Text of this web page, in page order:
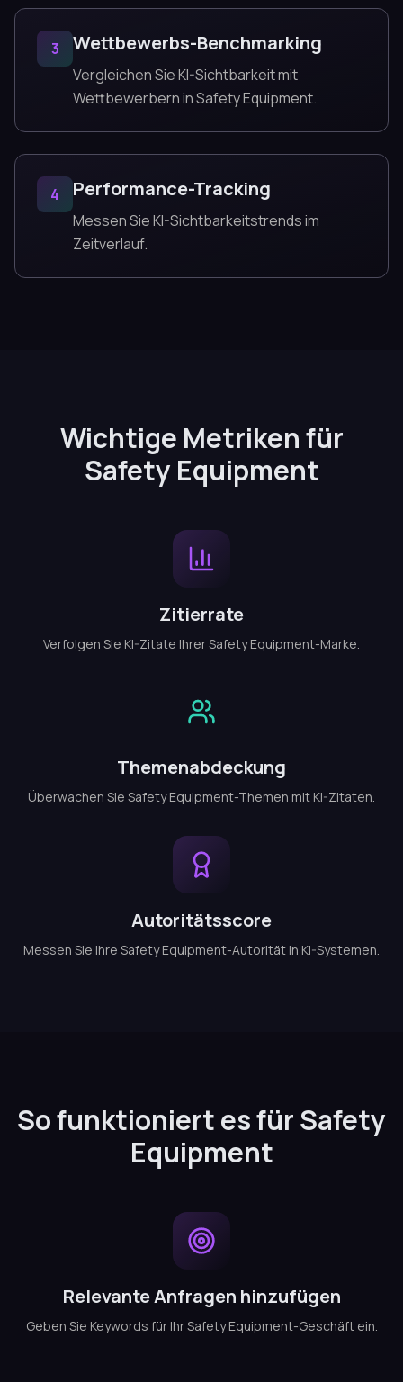
3 Wettbewerbs-Benchmarking
Vergleichen Sie KI-Sichtbarkeit mit
Wettbewerbern in Safety Equipment.
4 Performance-Tracking
Messen Sie KI-Sichtbarkeitstrends im
Zeitverlauf.
Wichtige Metriken für
Safety Equipment
Zitierrate
Verfolgen Sie KI-Zitate Ihrer Safety Equipment-Marke.
Themenabdeckung
Überwachen Sie Safety Equipment-Themen mit KI-Zitaten.
Autoritätsscore
Messen Sie Ihre Safety Equipment-Autorität in KI-Systemen.
So funktioniert es für Safety
Equipment
Relevante Anfragen hinzufügen
Geben Sie Keywords für Ihr Safety Equipment-Geschäft ein.